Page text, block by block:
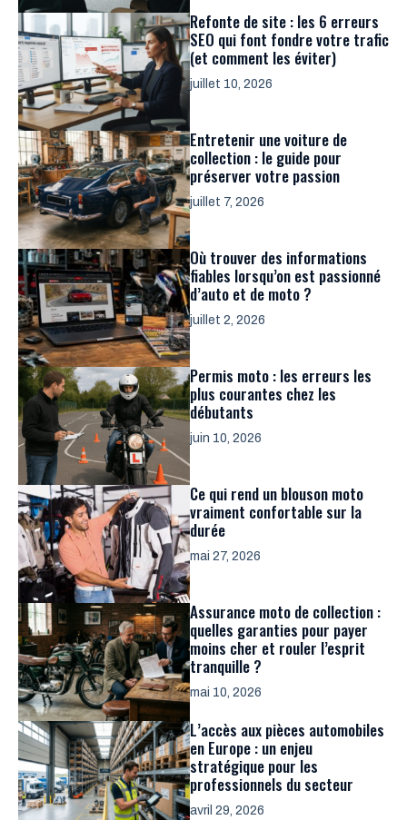
Refonte de site : les 6 erreurs
SEO qui font fondre votre trafic
(et comment les éviter)
juillet 10, 2026
Entretenir une voiture de
collection : le guide pour
préserver votre passion
juillet 7, 2026
Où trouver des informations
fiables lorsqu’on est passionné
d’auto et de moto ?
juillet 2, 2026
Permis moto : les erreurs les
plus courantes chez les
débutants
juin 10, 2026
Ce qui rend un blouson moto
vraiment confortable sur la
durée
mai 27, 2026
Assurance moto de collection :
quelles garanties pour payer
moins cher et rouler l’esprit
tranquille ?
mai 10, 2026
L’accès aux pièces automobiles
en Europe : un enjeu
stratégique pour les
professionnels du secteur
avril 29, 2026